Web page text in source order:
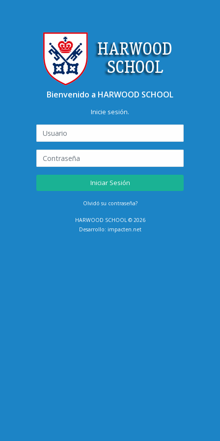
Bienvenido a HARWOOD SCHOOL
Inicie sesión.
Olvidó su contraseña?
HARWOOD SCHOOL © 2026
Desarrollo: impacten.net